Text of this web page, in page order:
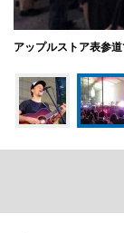
アップルストア表参